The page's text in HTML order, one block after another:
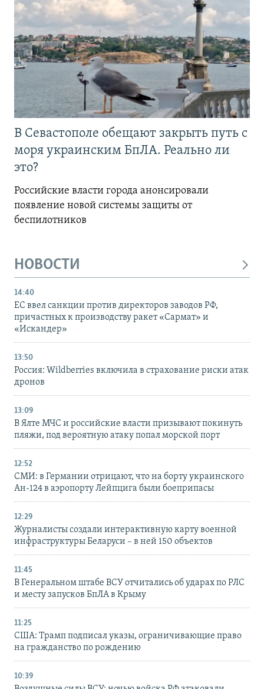
В Севастополе обещают закрыть путь с
моря украинским БпЛА. Реально ли
это?
Российские власти города анонсировали
появление новой системы защиты от
беспилотников
НОВОСТИ
14:40
ЕС ввел санкции против директоров заводов РФ,
причастных к производству ракет «Сармат» и
«Искандер»
13:50
Россия: Wildberries включила в страхование риски атак
дронов
13:09
В Ялте МЧС и российские власти призывают покинуть
пляжи, под вероятную атаку попал морской порт
12:52
СМИ: в Германии отрицают, что на борту украинского
Ан-124 в аэропорту Лейпцига были боеприпасы
12:29
Журналисты создали интерактивную карту военной
инфраструктуры Беларуси – в ней 150 объектов
11:45
В Генеральном штабе ВСУ отчитались об ударах по РЛС
и месту запусков БпЛА в Крыму
11:25
США: Трамп подписал указы, ограничивающие право
на гражданство по рождению
10:39